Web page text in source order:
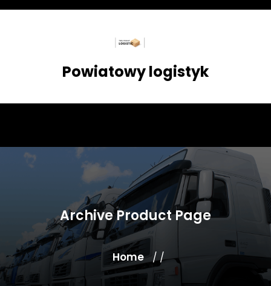
Skip
Powiatowy logistyk
Archive Product Page
Home / /